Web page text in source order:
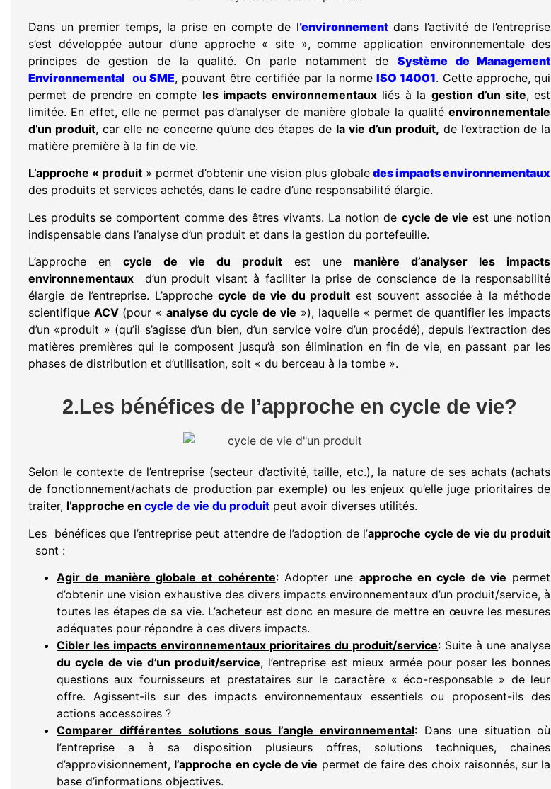
Dans un premier temps, la prise en compte de l’environnementdans l’activité de l’entreprise
s’est développée autour d’une approche « site », comme application environnementale des
principes de gestion de la qualité. On parle notamment de Système de Management
Environnemental ouSME, pouvant être certifiée par la norme ISO 14001. Cette approche, qui
permet de prendre en compte les impacts environnementauxliés à la gestion d’un site, est
limitée. En effet, elle ne permet pas d’analyser de manière globale la qualitéenvironnementale
d’un produit, car elle ne concerne qu’une des étapes de la vie d’un produit, de l’extraction de la
matière première à la fin de vie.
L’approche « produit » permet d’obtenir une vision plus globale des impacts environnementaux
des produits et services achetés, dans le cadre d’une responsabilité élargie.
Les produits se comportent comme des êtres vivants. La notion de cycle de vie est une notion
indispensable dans l’analyse d’un produit et dans la gestion du portefeuille.
L’approche encycle de vie du produit est une manière d’analyser les impacts
environnementaux d’un produit visant à faciliter la prise de conscience de la responsabilité
élargie de l’entreprise. L’approchecycle de vie du produit est souvent associée à la méthode
scientifique ACV (pour « analyse du cycle de vie »), laquelle « permet de quantifier les impacts
d’un «produit » (qu’il s’agisse d’un bien, d’un service voire d’un procédé), depuis l’extraction des
matières premières qui le composent jusqu’à son élimination en fin de vie, en passant par les
phases de distribution et d’utilisation, soit « du berceau à la tombe ».
2.Les bénéfices de l’approche en cycle de vie?
Selon le contexte de l’entreprise (secteur d’activité, taille, etc.), la nature de ses achats (achats
de fonctionnement/achats de production par exemple) ou les enjeux qu’elle juge prioritaires de
traiter, l’approche en cycle de vie du produit peut avoir diverses utilités.
Les bénéfices que l’entreprise peut attendre de l’adoption de l’approche cycle de vie du produit
sont :
Agir de manière globale et cohérente: Adopter une approche en cycle de vie permet
d’obtenir une vision exhaustive des divers impacts environnementaux d’un produit/service, à
toutes les étapes de sa vie. L’acheteur est donc en mesure de mettre en œuvre les mesures
adéquates pour répondre à ces divers impacts.
Cibler les impacts environnementaux prioritaires du produit/service: Suite à une analyse
du cycle de vie d’un produit/service, l’entreprise est mieux armée pour poser les bonnes
questions aux fournisseurs et prestataires sur le caractère « éco-responsable » de leur
offre. Agissent-ils sur des impacts environnementaux essentiels ou proposent-ils des
actions accessoires ?
Comparer différentes solutions sous l’angle environnemental: Dans une situation où
l’entreprise a à sa disposition plusieurs offres, solutions techniques, chaines
d’approvisionnement, l’approche en cycle de vie permet de faire des choix raisonnés, sur la
base d’informations objectives.